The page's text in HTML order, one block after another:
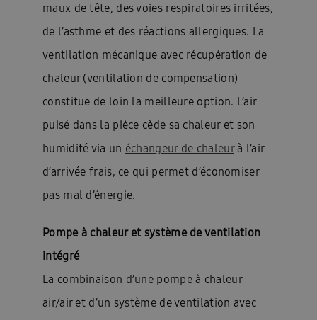
maux de tête, des voies respiratoires irritées,
de l’asthme et des réactions allergiques. La
ventilation mécanique avec récupération de
chaleur (ventilation de compensation)
constitue de loin la meilleure option. L’air
puisé dans la pièce cède sa chaleur et son
humidité via un échangeur de chaleur à l’air
d’arrivée frais, ce qui permet d’économiser
pas mal d’énergie.
Pompe à chaleur et système de ventilation
intégré
La combinaison d’une pompe à chaleur
air/air et d’un système de ventilation avec